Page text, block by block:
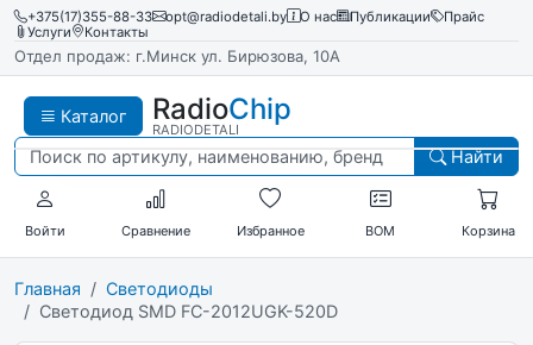
+375(17)355-88-33 opt@radiodetali.by О нас Публикации
Прайс
Услуги
Контакты
Отдел продаж: г.Минск ул. Бирюзова, 10А
Каталог RadioChip
RADIODETALI
Найти
Войти Сравнение Избранное BOM Корзина
Главная
Светодиоды
Светодиод SMD FC-2012UGK-520D